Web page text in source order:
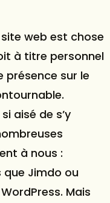
site web est chose
à titre personnel
présence sur le
aisé de s’y
à nous :
Jimdo ou
Mais